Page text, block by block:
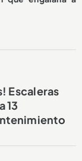
Escaleras
13